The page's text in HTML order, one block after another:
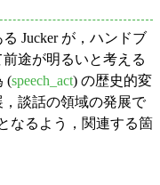
Jucker が，ハンドブ
途が明るいと考える
(speech_act) の歴史的変
，談話の領域の発展で
なるよう，関連する箇